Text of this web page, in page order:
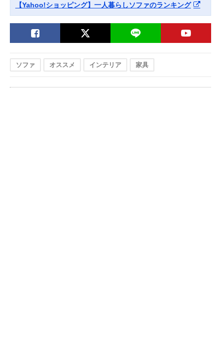
【Yahoo!ショッピング】一人暮らしソファのランキング
ソファ オススメ インテリア 家具